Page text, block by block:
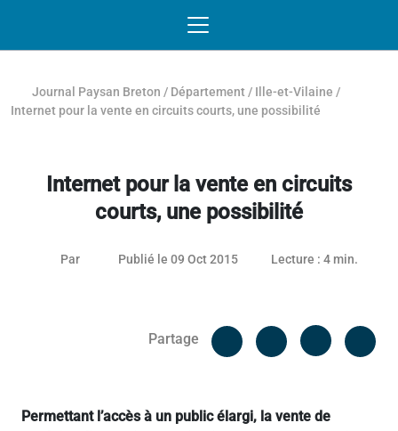
Journal Paysan Breton / Département / Ille-et-Vilaine /
Internet pour la vente en circuits courts, une possibilité
Internet pour la vente en circuits
courts, une possibilité
Par Publié le 09 Oct 201526 janvier 2021
Lecture : 4 min.
Partage
Facebook
Permettant l’accès à un public élargi, la vente de